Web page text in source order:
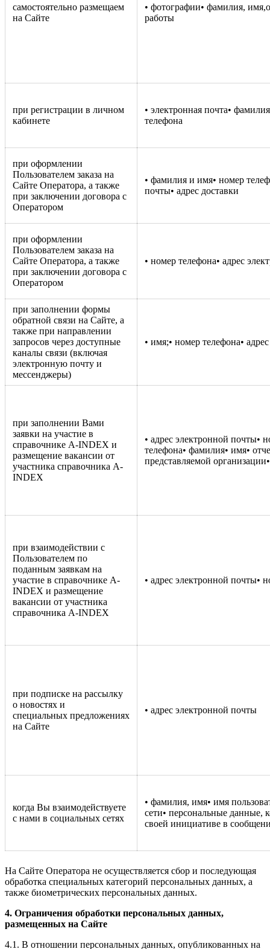
самостоятельно размещаем
на Сайте
• фотографии• фамилия,
работы
при регистрации в личном
кабинете
• электронная почта•
телефона
при оформлении
Пользователем заказа на
Сайте Оператора, а также
при заключении договора с
Оператором
• фамилия и имя• номер
почты• адрес доставки
при оформлении
Пользователем заказа на
Сайте Оператора, а также
при заключении договора с
Оператором
• номер телефона• адрес
при заполнении формы
обратной связи на Сайте, а
также при направлении
запросов через доступные
каналы связи (включая
электронную почту и
мессенджеры)
• имя;• номер телефона•
при заполнении Вами
заявки на участие в
справочнике A-INDEX и
размещение вакансии от
участника справочника A-
INDEX
• адрес электронной почты•
телефона• фамилия• имя•
представляемой
при взаимодействии с
Пользователем по
поданным заявкам на
участие в справочнике A-
INDEX и размещение
вакансии от участника
справочника A-INDEX
• адрес электронной почты•
при подписке на рассылку
о новостях и
специальных предложениях
на Сайте
• адрес электронной почты
когда Вы взаимодействуете
с нами в социальных сетях
• фамилия, имя• имя
сети• персональные данные,
своей инициативе в
На Сайте Оператора не осуществляется сбор и последующая
обработка специальных категорий персональных данных, а
также биометрических персональных данных.
4. Ограничения обработки персональных данных,
размещенных на Сайте
4.1. В отношении персональных данных, опубликованных на